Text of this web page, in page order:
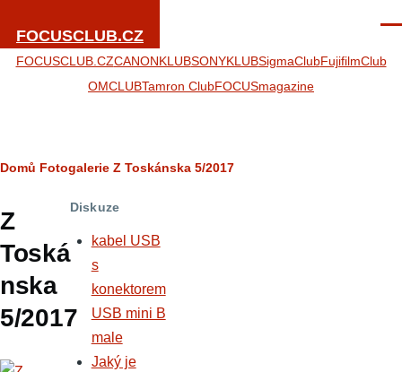
FOCUSCLUB.CZ
FOCUSCLUB.CZCANONKLUBSONYKLUBSigmaClubFujifilmClub
OMCLUBTamron ClubFOCUSmagazine
Drobečková
navigace
Domů Fotogalerie Z Toskánska 5/2017
Z
Toská
nska
5/2017
Diskuze
kabel USB
s
konektorem
USB mini B
male
Jaký je